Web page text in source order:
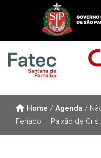
Home / Agenda /
Feriado – Paixão de